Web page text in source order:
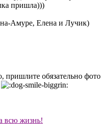
пришла)))
Амуре, Елена и Лучик)
обязательно фото
всю жизнь!